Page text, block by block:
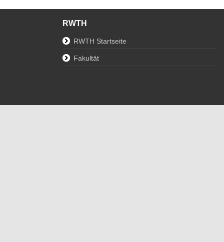
RWTH
RWTH Startseite
Fakultät